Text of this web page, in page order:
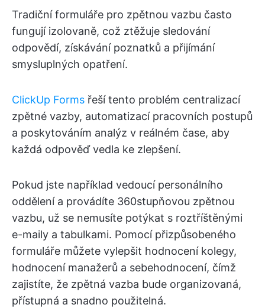
Tradiční formuláře pro zpětnou vazbu často
fungují izolovaně, což ztěžuje sledování
odpovědí, získávání poznatků a přijímání
smysluplných opatření.
ClickUp Forms řeší tento problém centralizací
zpětné vazby, automatizací pracovních postupů
a poskytováním analýz v reálném čase, aby
každá odpověď vedla ke zlepšení.
Pokud jste například vedoucí personálního
oddělení a provádíte 360stupňovou zpětnou
vazbu, už se nemusíte potýkat s roztříštěnými
e-maily a tabulkami. Pomocí přizpůsobeného
formuláře můžete vylepšit hodnocení kolegy,
hodnocení manažerů a sebehodnocení, čímž
zajistíte, že zpětná vazba bude organizovaná,
přístupná a snadno použitelná.